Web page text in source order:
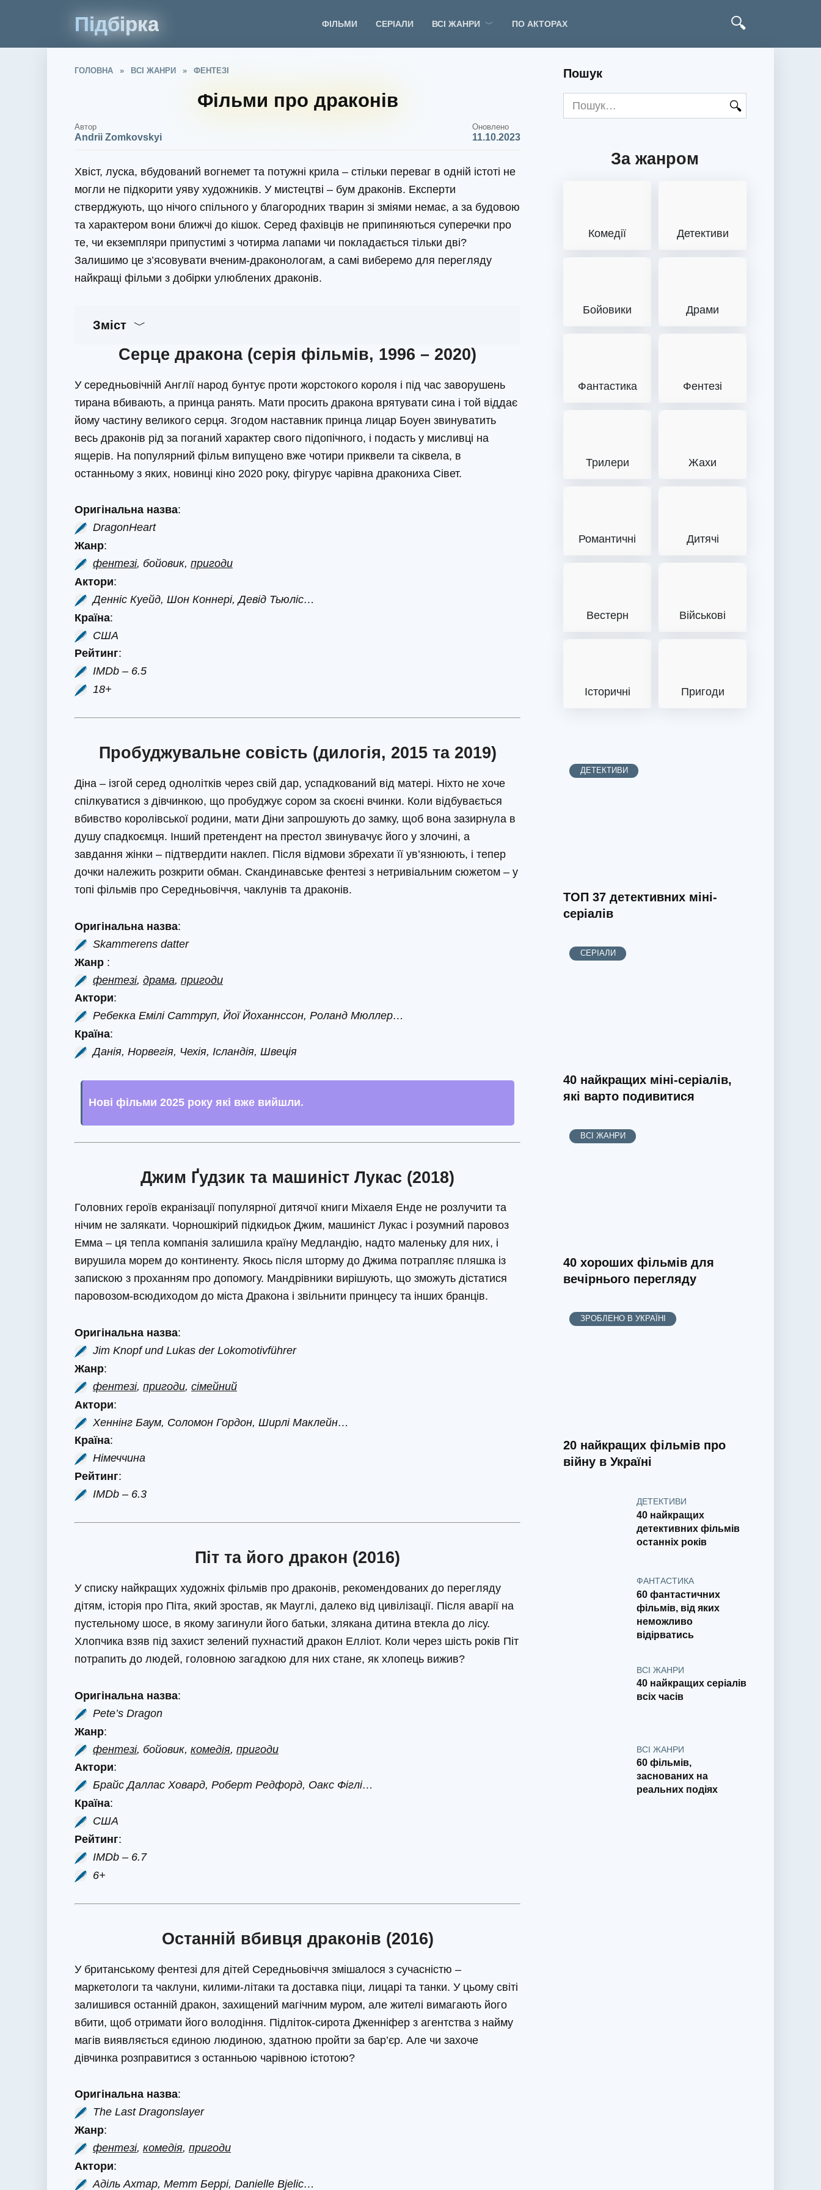
Підбірка ФІЛЬМИ СЕРІАЛИ ВСІ ЖАНРИ ПО АКТОРАХ
ГОЛОВНА » ВСІ ЖАНРИ » ФЕНТЕЗІ
Фільми про драконів
Автор
Andrii Zomkovskyi
Оновлено
11.10.2023
Хвіст, луска, вбудований вогнемет та потужні крила – стільки переваг в одній істоті не
могли не підкорити уяву художників. У мистецтві – бум драконів. Експерти
стверджують, що нічого спільного у благородних тварин зі зміями немає, а за будовою
та характером вони ближчі до кішок. Серед фахівців не припиняються суперечки про
те, чи екземпляри припустимі з чотирма лапами чи покладається тільки дві?
Залишимо це з’ясовувати вченим-драконологам, а самі виберемо для перегляду
найкращі фільми з добірки улюблених драконів.
Зміст
Серце дракона (серія фільмів, 1996 – 2020)
У середньовічній Англії народ бунтує проти жорстокого короля і під час заворушень
тирана вбивають, а принца ранять. Мати просить дракона врятувати сина і той віддає
йому частину великого серця. Згодом наставник принца лицар Боуен звинуватить
весь драконів рід за поганий характер свого підопічного, і подасть у мисливці на
ящерів. На популярний фільм випущено вже чотири приквели та сіквела, в
останньому з яких, новинці кіно 2020 року, фігурує чарівна дракониха Сівет.
Оригінальна назва:
DragonHeart
Жанр:
фентезі, бойовик, пригоди
Актори:
Денніс Куейд, Шон Коннері, Девід Тьюліс…
Країна:
США
Рейтинг:
IMDb – 6.5
18+
Пробуджувальне совість (дилогія, 2015 та 2019)
Діна – ізгой серед однолітків через свій дар, успадкований від матері. Ніхто не хоче
спілкуватися з дівчинкою, що пробуджує сором за скоєні вчинки. Коли відбувається
вбивство королівської родини, мати Діни запрошують до замку, щоб вона зазирнула в
душу спадкоємця. Інший претендент на престол звинувачує його у злочині, а
завдання жінки – підтвердити наклеп. Після відмови збрехати її ув’язнюють, і тепер
дочки належить розкрити обман. Скандинавське фентезі з нетривіальним сюжетом – у
топі фільмів про Середньовіччя, чаклунів та драконів.
Оригінальна назва:
Skammerens datter
Жанр :
фентезі, драма, пригоди
Актори:
Ребекка Емілі Саттруп, Йої Йоханнссон, Роланд Мюллер…
Країна:
Данія, Норвегія, Чехія, Ісландія, Швеція
Нові фільми 2025 року які вже вийшли.
Джим Ґудзик та машиніст Лукас (2018)
Головних героїв екранізації популярної дитячої книги Міхаеля Енде не розлучити та
нічим не залякати. Чорношкірий підкидьок Джим, машиніст Лукас і розумний паровоз
Емма – ця тепла компанія залишила країну Медландію, надто маленьку для них, і
вирушила морем до континенту. Якось після шторму до Джима потрапляє пляшка із
запискою з проханням про допомогу. Мандрівники вирішують, що зможуть дістатися
паровозом-всюдиходом до міста Дракона і звільнити принцесу та інших бранців.
Оригінальна назва:
Jim Knopf und Lukas der Lokomotivführer
Жанр:
фентезі, пригоди, сімейний
Актори:
Хеннінг Баум, Соломон Гордон, Ширлі Маклейн…
Країна:
Німеччина
Рейтинг:
IMDb – 6.3
Піт та його дракон (2016)
У списку найкращих художніх фільмів про драконів, рекомендованих до перегляду
дітям, історія про Піта, який зростав, як Мауглі, далеко від цивілізації. Після аварії на
пустельному шосе, в якому загинули його батьки, злякана дитина втекла до лісу.
Хлопчика взяв під захист зелений пухнастий дракон Елліот. Коли через шість років Піт
потрапить до людей, головною загадкою для них стане, як хлопець вижив?
Оригінальна назва:
Pete’s Dragon
Жанр:
фентезі, бойовик, комедія, пригоди
Актори:
Брайс Даллас Ховард, Роберт Редфорд, Оакс Фіглі…
Країна:
США
Рейтинг:
IMDb – 6.7
6+
Останній вбивця драконів (2016)
У британському фентезі для дітей Середньовіччя змішалося з сучасністю –
маркетологи та чаклуни, килими-літаки та доставка піци, лицарі та танки. У цьому світі
залишився останній дракон, захищений магічним муром, але жителі вимагають його
вбити, щоб отримати його володіння. Підліток-сирота Дженніфер з агентства з найму
магів виявляється єдиною людиною, здатною пройти за бар’єр. Але чи захоче
дівчинка розправитися з останньою чарівною істотою?
Оригінальна назва:
The Last Dragonslayer
Жанр:
фентезі, комедія, пригоди
Актори:
Аділь Ахтар, Метт Беррі, Danielle Bjelic…
Пошук
for:
За жанром
Комедії Детективи
Бойовики Драми
Фантастика Фентезі
Трилери Жахи
Романтичні Дитячі
Вестерн Військові
Історичні Пригоди
ДЕТЕКТИВИ
ТОП 37 детективних міні-
серіалів
СЕРІАЛИ
40 найкращих міні-серіалів,
які варто подивитися
ВСІ ЖАНРИ
40 хороших фільмів для
вечірнього перегляду
ЗРОБЛЕНО В УКРАЇНІ
20 найкращих фільмів про
війну в Україні
ДЕТЕКТИВИ
40 найкращих
детективних фільмів
останніх років
ФАНТАСТИКА
60 фантастичних
фільмів, від яких
неможливо
відірватись
ВСІ ЖАНРИ
40 найкращих серіалів
всіх часів
ВСІ ЖАНРИ
60 фільмів,
заснованих на
реальних подіях